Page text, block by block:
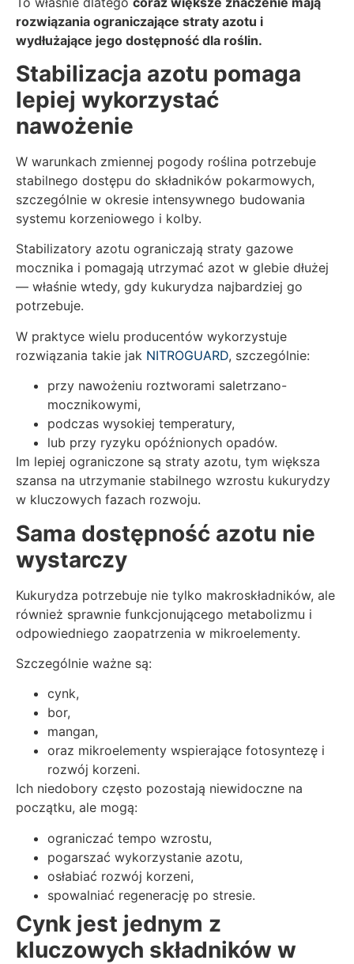
rozwiązania ograniczające straty azotu i
wydłużające jego dostępność dla roślin.
Stabilizacja azotu pomaga
lepiej wykorzystać
nawożenie
W warunkach zmiennej pogody roślina potrzebuje
stabilnego dostępu do składników pokarmowych,
szczególnie w okresie intensywnego budowania
systemu korzeniowego i kolby.
Stabilizatory azotu ograniczają straty gazowe
mocznika i pomagają utrzymać azot w glebie dłużej
— właśnie wtedy, gdy kukurydza najbardziej go
potrzebuje.
W praktyce wielu producentów wykorzystuje
rozwiązania takie jak NITROGUARD, szczególnie:
przy nawożeniu roztworami saletrzano-
mocznikowymi,
podczas wysokiej temperatury,
lub przy ryzyku opóźnionych opadów.
Im lepiej ograniczone są straty azotu, tym większa
szansa na utrzymanie stabilnego wzrostu kukurydzy
w kluczowych fazach rozwoju.
Sama dostępność azotu nie
wystarczy
Kukurydza potrzebuje nie tylko makroskładników, ale
również sprawnie funkcjonującego metabolizmu i
odpowiedniego zaopatrzenia w mikroelementy.
Szczególnie ważne są:
cynk,
bor,
mangan,
oraz mikroelementy wspierające fotosyntezę i
rozwój korzeni.
Ich niedobory często pozostają niewidoczne na
początku, ale mogą:
ograniczać tempo wzrostu,
pogarszać wykorzystanie azotu,
osłabiać rozwój korzeni,
spowalniać regenerację po stresie.
Cynk jest jednym z
kluczowych składników w